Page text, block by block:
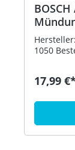
d:160
1050
17,99